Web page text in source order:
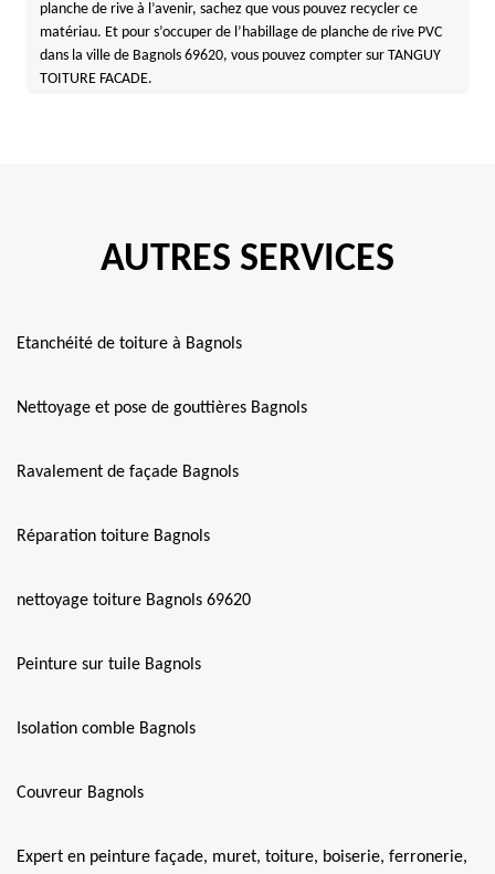
planche de rive à l’avenir, sachez que vous pouvez recycler ce
matériau. Et pour s’occuper de l’habillage de planche de rive PVC
dans la ville de Bagnols 69620, vous pouvez compter sur TANGUY
TOITURE FACADE.
AUTRES SERVICES
Etanchéité de toiture à Bagnols
Nettoyage et pose de gouttières Bagnols
Ravalement de façade Bagnols
Réparation toiture Bagnols
nettoyage toiture Bagnols 69620
Peinture sur tuile Bagnols
Isolation comble Bagnols
Couvreur Bagnols
Expert en peinture façade, muret, toiture, boiserie, ferronerie,